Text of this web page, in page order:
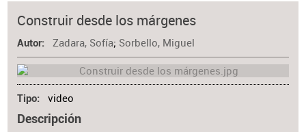
Construir desde los márgenes
Autor Zadara, Sofía; Sorbello, Miguel
Tipo video
Descripción